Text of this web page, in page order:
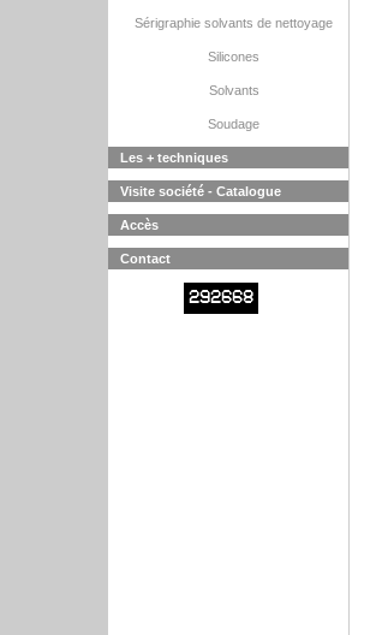
Sérigraphie solvants de nettoyage
Silicones
Solvants
Soudage
Les + techniques
Visite société - Catalogue
Accès
Contact
292668